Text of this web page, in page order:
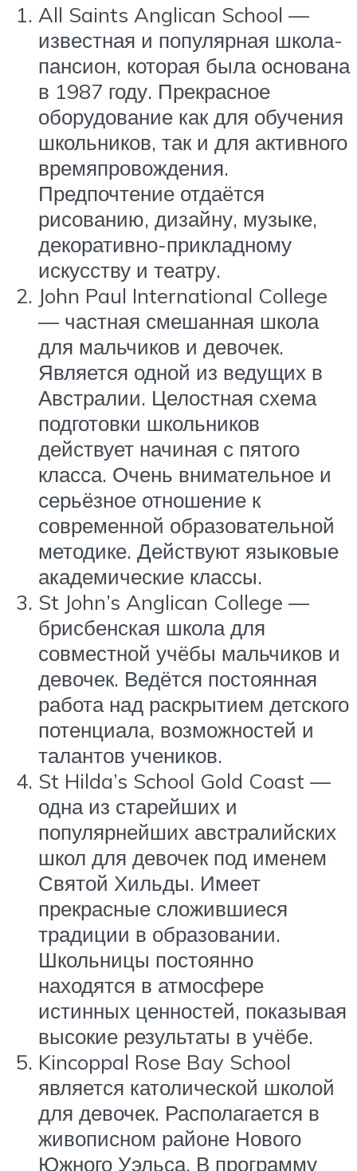
All Saints Anglican School —
известная и популярная школа-
пансион, которая была основана
в 1987 году. Прекрасное
оборудование как для обучения
школьников, так и для активного
времяпровождения.
Предпочтение отдаётся
рисованию, дизайну, музыке,
декоративно-прикладному
искусству и театру.
John Paul International College
— частная смешанная школа
для мальчиков и девочек.
Является одной из ведущих в
Австралии. Целостная схема
подготовки школьников
действует начиная с пятого
класса. Очень внимательное и
серьёзное отношение к
современной образовательной
методике. Действуют языковые
академические классы.
St John’s Anglican College —
брисбенская школа для
совместной учёбы мальчиков и
девочек. Ведётся постоянная
работа над раскрытием детского
потенциала, возможностей и
талантов учеников.
St Hilda’s School Gold Coast —
одна из старейших и
популярнейших австралийских
школ для девочек под именем
Святой Хильды. Имеет
прекрасные сложившиеся
традиции в образовании.
Школьницы постоянно
находятся в атмосфере
истинных ценностей, показывая
высокие результаты в учёбе.
Kincoppal Rose Bay School
является католической школой
для девочек. Располагается в
живописном районе Нового
Южного Уэльса. В программу